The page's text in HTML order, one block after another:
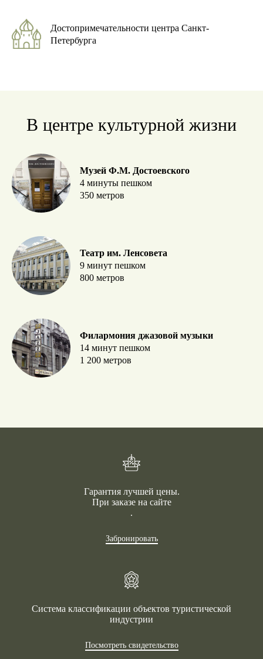
Достопримечательности центра Санкт-
Петербурга
В центре культурной жизни
Музей Ф.М. Достоевского
4 минуты пешком
350 метров
Театр им. Ленсовета
9 минут пешком
800 метров
Филармония джазовой музыки
14 минут пешком
1 200 метров
Гарантия лучшей цены.
При заказе на сайте
.
Забронировать
Система классификации объектов туристической
индустрии
Посмотреть свидетельство